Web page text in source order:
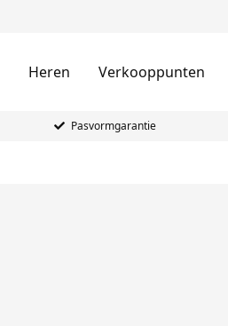
Heren Verkooppunten
Pasvormgarantie